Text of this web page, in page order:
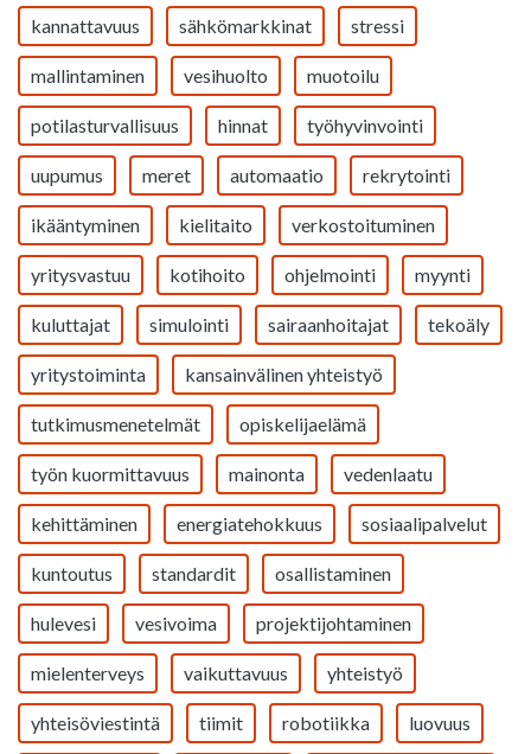
kannattavuus sähkömarkkinat stressi
mallintaminen vesihuolto muotoilu
potilasturvallisuus hinnat työhyvinvointi
uupumus meret automaatio rekrytointi
ikääntyminen kielitaito verkostoituminen
yritysvastuu kotihoito ohjelmointi myynti
kuluttajat simulointi sairaanhoitajat tekoäly
yritystoiminta kansainvälinen yhteistyö
tutkimusmenetelmät opiskelijaelämä
työn kuormittavuus mainonta vedenlaatu
kehittäminen energiatehokkuus sosiaalipalvelut
kuntoutus standardit osallistaminen
hulevesi vesivoima projektijohtaminen
mielenterveys vaikuttavuus yhteistyö
yhteisöviestintä tiimit robotiikka luovuus